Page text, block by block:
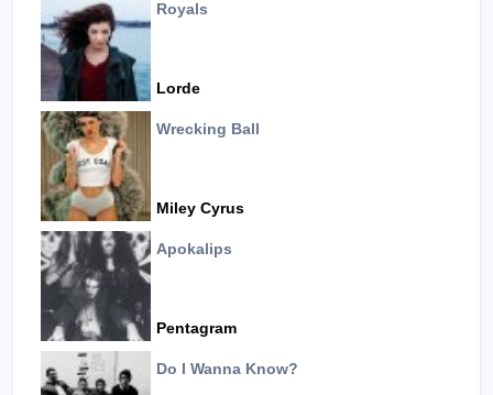
Royals
Lorde
Wrecking Ball
Miley Cyrus
Apokalips
Pentagram
Do I Wanna Know?